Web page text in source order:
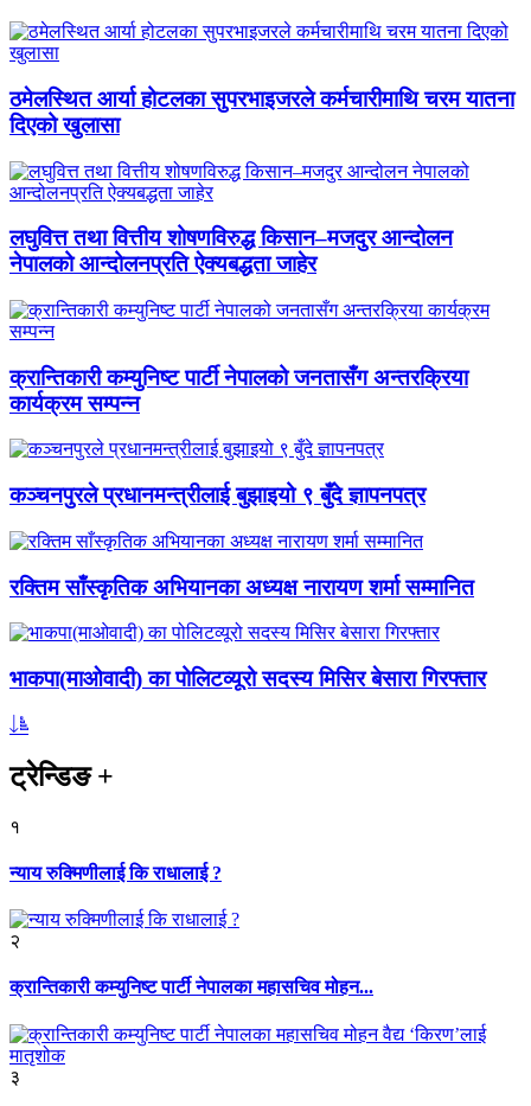
ठमेलस्थित आर्या होटलका सुपरभाइजरले कर्मचारीमाथि चरम यातना
दिएको खुलासा
लघुवित्त तथा वित्तीय शोषणविरुद्ध किसान–मजदुर आन्दोलन
नेपालको आन्दोलनप्रति ऐक्यबद्धता जाहेर
क्रान्तिकारी कम्युनिष्ट पार्टी नेपालको जनतासँग अन्तरक्रिया
कार्यक्रम सम्पन्न
कञ्चनपुरले प्रधानमन्त्रीलाई बुझाइयो ९ बुँदे ज्ञापनपत्र
रक्तिम साँस्कृतिक अभियानका अध्यक्ष नारायण शर्मा सम्मानित
भाकपा(माओवादी) का पोलिटव्यूरो सदस्य मिसिर बेसारा गिरफ्तार
ट्रेन्डिङ+
१
न्याय रुक्मिणीलाई कि राधालाई ?
२
क्रान्तिकारी कम्युनिष्ट पार्टी नेपालका महासचिव मोहन...
३